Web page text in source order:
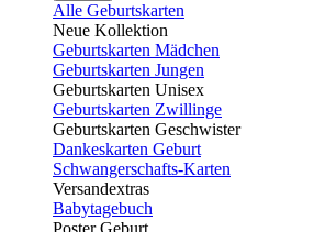
Alle Geburtskarten
Neue Kollektion
Geburtskarten Mädchen
Geburtskarten Jungen
Geburtskarten Unisex
Geburtskarten Zwillinge
Geburtskarten Geschwister
Dankeskarten Geburt
Schwangerschafts-Karten
Versandextras
Babytagebuch
Poster Geburt